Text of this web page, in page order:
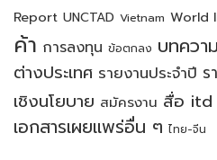
Report UNCTAD Vietnam World
ค้า การลงทุน ข้อตกลง บทควา
ต่างประเทศ รายงานประจำปี ร
เชิงนโยบาย สมัครงาน สื่อ itd
เอกสารเผยแพร่อื่น ๆ ไทย-จีน